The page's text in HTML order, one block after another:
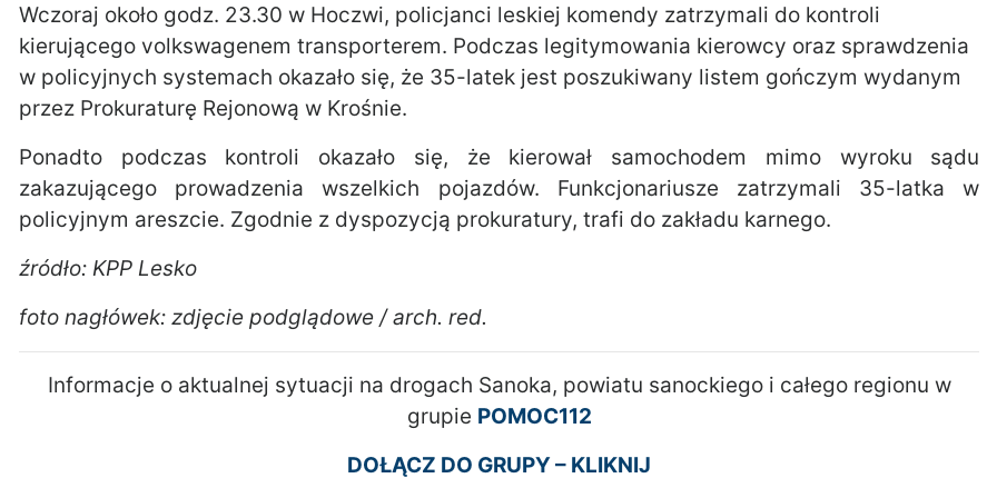
Wczoraj około godz. 23.30 w Hoczwi, policjanci leskiej komendy zatrzymali do kontroli
kierującego volkswagenem transporterem. Podczas legitymowania kierowcy oraz sprawdzenia
w policyjnych systemach okazało się, że 35-latek jest poszukiwany listem gończym wydanym
przez Prokuraturę Rejonową w Krośnie.
Ponadto podczas kontroli okazało się, że kierował samochodem mimo wyroku sądu
zakazującego prowadzenia wszelkich pojazdów. Funkcjonariusze zatrzymali 35-latka w
policyjnym areszcie. Zgodnie z dyspozycją prokuratury, trafi do zakładu karnego.
źródło: KPP Lesko
foto nagłówek: zdjęcie podglądowe / arch. red.
Informacje o aktualnej sytuacji na drogach Sanoka, powiatu sanockiego i całego regionu w
grupie POMOC112
DOŁĄCZ DO GRUPY – KLIKNIJ